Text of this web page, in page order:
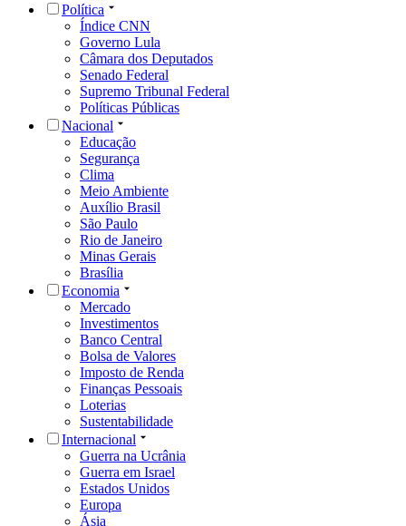
Política
Índice CNN
Governo Lula
Câmara dos Deputados
Senado Federal
Supremo Tribunal Federal
Políticas Públicas
Nacional
Educação
Segurança
Clima
Meio Ambiente
Auxílio Brasil
São Paulo
Rio de Janeiro
Minas Gerais
Brasília
Economia
Mercado
Investimentos
Banco Central
Bolsa de Valores
Imposto de Renda
Finanças Pessoais
Loterias
Sustentabilidade
Internacional
Guerra na Ucrânia
Guerra em Israel
Estados Unidos
Europa
Ásia